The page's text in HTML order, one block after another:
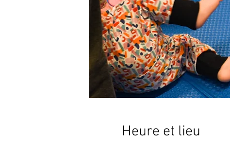
Heure et lieu